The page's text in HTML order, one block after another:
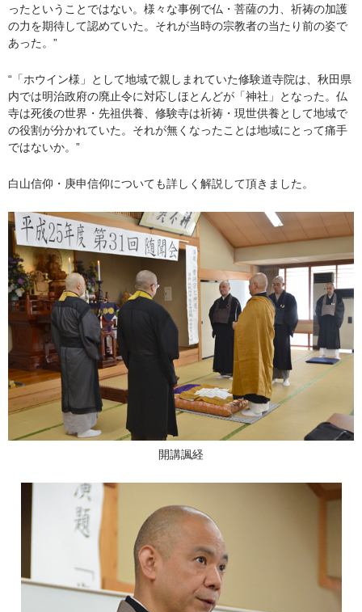
ったということではない。様々な事例で仏・菩薩の力、祈祷の加護
の力を期待して認めていた。それが当時の宗教者の当たり前の姿で
あった。”
“「ホウイン様」として地域で親しまれていた修験道寺院は、秋田県
内では明治政府の廃止令に対応しほとんどが「神社」となった。仏
寺は死後の世界・先祖供養、修験寺は祈祷・現世供養として地域で
の役割が分かれていた。それが無くなったことは地域にとって痛手
ではないか。”
白山信仰・庚申信仰についても詳しく解説して頂きました。
開講諷経